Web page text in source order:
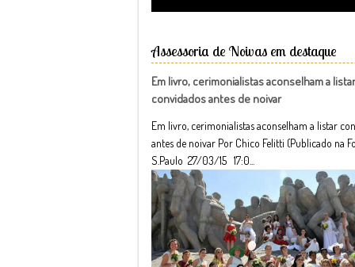
Assessoria de Noivas em destaque
Em livro, cerimonialistas aconselham a listar
convidados antes de noivar
Em livro, cerimonialistas aconselham a listar
antes de noivar Por Chico Felitti (Publicado na
S.Paulo 27/03/15 17:0...